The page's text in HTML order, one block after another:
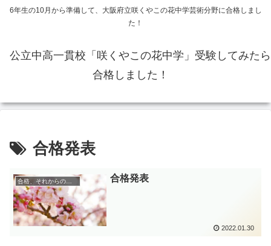
6年生の10月から準備して、大阪府立咲くやこの花中学芸術分野に合格しまし
た！
公立中高一貫校「咲くやこの花中学」受験してみたら
合格しました！
合格発表
合格発表
2022.01.30